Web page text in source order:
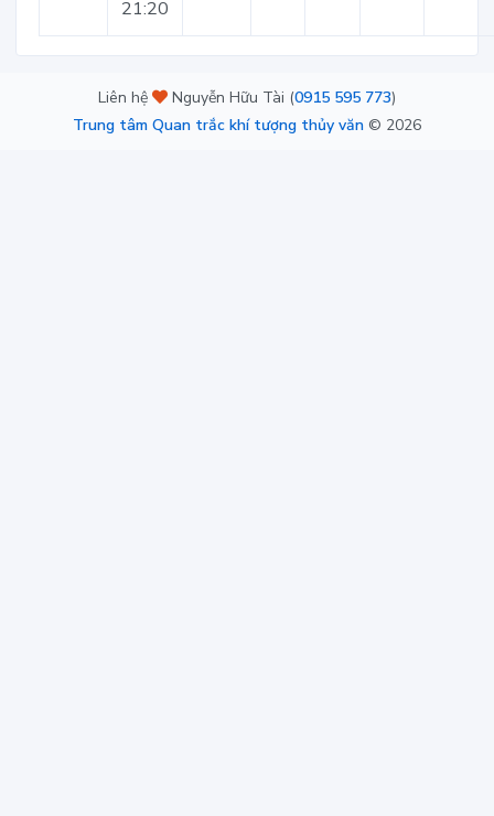
21:20
Liên hệ Nguyễn Hữu Tài (0915 595 773)
Trung tâm Quan trắc khí tượng thủy văn © 2026